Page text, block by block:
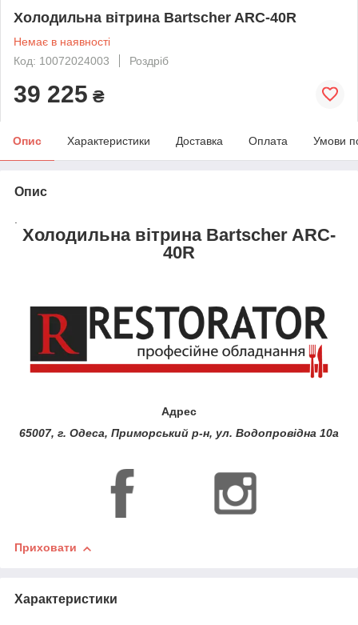
Холодильна вітрина Bartscher ARC-40R
Немає в наявності
Код: 10072024003
Роздріб
39 225 ₴
Опис Характеристики Доставка Оплата Умови
Опис
Холодильна вітрина Bartscher ARC-
40R
Адрес
65007, г. Одеса, Приморський р-н, ул. Водопровідна 10а
Приховати
Характеристики